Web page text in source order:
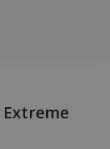
Extreme